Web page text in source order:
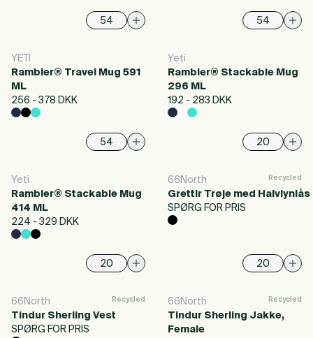
YETI
Rambler® Travel Mug 591
ML
256 - 378 DKK
Yeti
Rambler® Stackable Mug
296 ML
192 - 283 DKK
Yeti
Rambler® Stackable Mug
414 ML
224 - 329 DKK
Recycled
66North
Grettir Trøje med Halvlynlås
SPØRG FOR PRIS
Recycled
66North
Tindur Sherling Vest
SPØRG FOR PRIS
Recycled
66North
Tindur Sherling Jakke,
Female